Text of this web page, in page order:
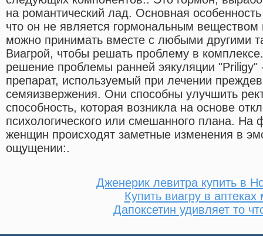
на романтический лад. Основная
что он не является гормональным
можно принимать вместе с любыми другими
Виагрой, чтобы решать проблему в
решение проблемы ранней эякуляции
препарат, используемый при лечении
семяизвержения. Они способны улучшить
способность, которая возникла на основе
психологического или смешанного плана. На
женщин происходят заметные изменения в
ощущении:.
Дженерик левитра купить в
Купить виагру в аптеках
Дапоксетин удивляет то